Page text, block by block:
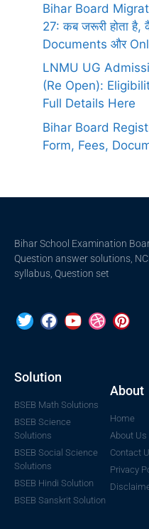
Bihar Board
27: कब जरूरी होता है,
Documents और
LNMU UG
(Re Open):
Full Details Here
Bihar Board
Form, Fees,
Bihar School Examination
Question answer solutions,
syllabus, Question set
Solution
BSEB Math Solutions
BSEB Science
Solutions
BSEB Social Science
Solutions
BSEB Hindi Solution
BSEB Sanskrit Solution
About
Home
About Us
Contact
Privacy